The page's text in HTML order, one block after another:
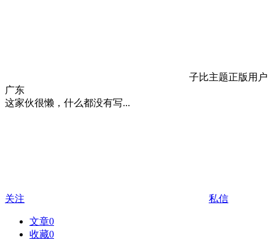
子比主题正版用户
广东
这家伙很懒，什么都没有写...
关注 私信
文章0
收藏0